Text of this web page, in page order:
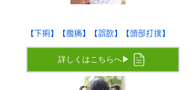
【下痢】【腹痛】【誤飲】【頭部打撲】
詳しくはこちらへ▶